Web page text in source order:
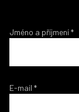
Jméno a příjmení*
E-mail *